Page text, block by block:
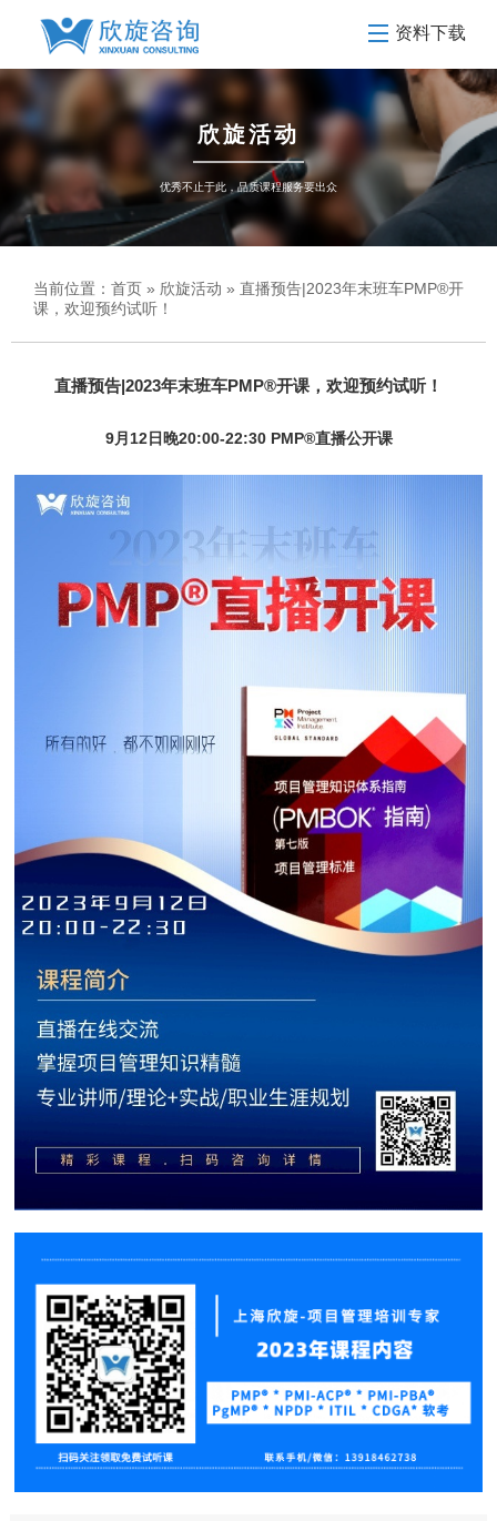
资料下载
欣旋活动
优秀不止于此，品质课程服务要出众
当前位置： 首页 » 欣旋活动 » 直播预告|2023年末班车PMP®开
课，欢迎预约试听！
直播预告|2023年末班车PMP®开课，欢迎预约试听！
9月12日晚20:00-22:30 PMP®直播公开课